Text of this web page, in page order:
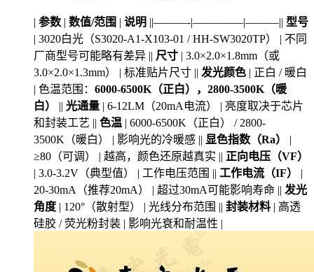
| 参数 | 数值/范围 | 说明 ||———-|————–|———|| 型号
| 3020白光（S3020-A1-X103-01 / HH-SW3020TP） | 不同
厂商型号可能略有差异 || 尺寸 | 3.0×2.0×1.8mm（或
3.0×2.0×1.3mm） | 标准贴片尺寸 || 发光颜色 | 正白 / 暖白
| 色温范围： 6000-6500K（正白），2800-3500K（暖
白）
|| 光通量 | 6-12LM（20mA电流） | 亮度取决于芯片
和封装工艺 || 色温 | 6000-6500K（正白） / 2800-
3500K（暖白） | 影响光的冷暖感 || 显色指数（Ra）
|
≥80（可调） | 越高，颜色还原越真实 || 正向电压（VF）
| 3.0-3.2V（典型值） | 工作电压范围 || 工作电流（IF）
|
20-30mA（推荐20mA） | 超过30mA可能影响寿命 || 发光
角度 | 120°（散射型） | 光线分布范围 || 封装材料 | 高透
硅胶 / 荧光粉封装 | 影响光衰和耐温性 |